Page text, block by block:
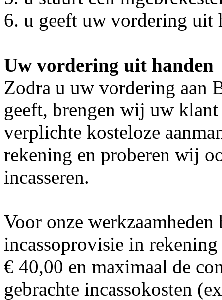
6. u geeft uw vordering uit
Uw vordering uit handen
Zodra u uw vordering aan
geeft, brengen wij uw
verplichte kosteloze
rekening en proberen wij
incasseren.
Voor onze
incassoprovisie in
€ 40,00 en maximaal de
gebrachte incassokosten